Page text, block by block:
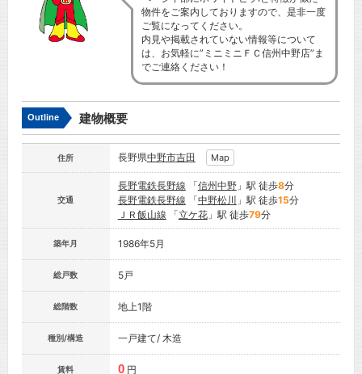
物件をご案内しておりますので、是非一度
ご覧になってください。
内見や掲載されていない情報等について
は、お気軽に”ミニミニＦＣ信州中野店”ま
でご連絡ください！
Outline 建物概要
住所 長野県中野市吉田 Map
交通
長野電鉄長野線 「信州中野」駅 徒歩8分
長野電鉄長野線 「中野松川 」駅 徒歩15分
ＪＲ飯山線 「立ケ花」駅 徒歩79分
築年月 1986年5月
総戸数 5戸
総階数 地上1階
種別/構造 一戸建て/ 木造
賃料 0 円